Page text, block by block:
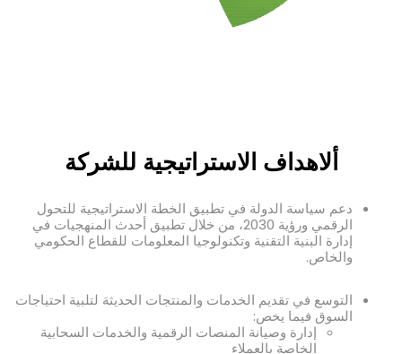
ألاهداف الاستراتيجية للشركة
دعم سياسة الدولة في تطبيق الخطة الاستراتيجية للتحول
الرقمي ورؤية 2030، من خلال تطبيق أحدث المنهجيات في
إدارة البنية التقنية وتكنولوجيا المعلومات للقطاع الحكومي
والخاص.
التوسع في تقديم الخدمات والمنتجات الحديثة لتلبية احتياجات
السوق فيما يخص:
إدارة وصيانة المنصات الرقمية والخدمات السحابية
الخاصة بالعملاء